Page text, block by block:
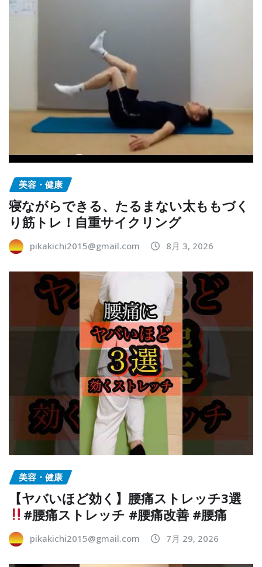
美容・健康
寝ながらできる、たるまない太ももづく
り筋トレ！自重サイクリング
pikakichi2015@gmail.com 8月 3, 2026
美容・健康
【ヤバいほど効く】腰痛ストレッチ3選
#腰痛ストレッチ #腰痛改善 #腰痛
pikakichi2015@gmail.com 7月 29, 2026